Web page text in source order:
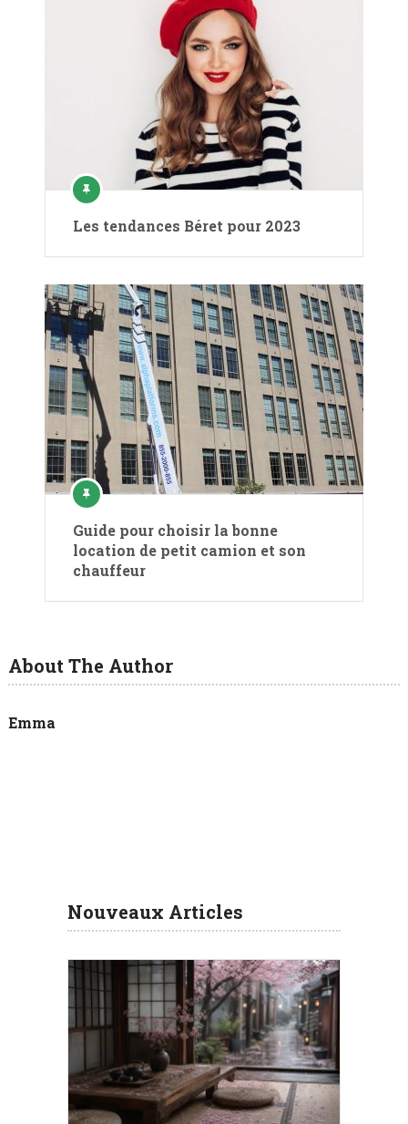
Les tendances Béret pour 2023
Guide pour choisir la bonne
location de petit camion et son
chauffeur
About The Author
Emma
Nouveaux Articles